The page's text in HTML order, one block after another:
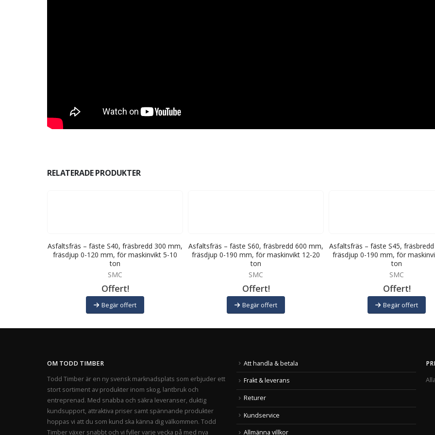
RELATERADE PRODUKTER
Asfaltsfräs – fäste S40, fräsbredd 300 mm,
fräsdjup 0-120 mm, för maskinvikt 5-10
ton
SMC
Offert!
Begär offert
Asfaltsfräs – fäste S60, fräsbredd 600 mm,
fräsdjup 0-190 mm, för maskinvikt 12-20
ton
SMC
Offert!
Begär offert
Asfaltsfräs – fäste S45,
fräsdjup 0-190 mm, för
ton
SMC
Offert!
Begär offert
OM TODD TIMBER
Todd Timber är en ny svensk marknadsplats som erbjuder ett
stort sortiment av produkter inom skog, lantbruk och
entreprenad. Med snabba och säkra leveranser, duktig
kundsupport, attraktiva priser samt spännande produkter
hoppas vi att du som kund ska känna dig välkommen. Todd
Timber växer snabbt och vi fyller varje vecka på med nya
Att handla & betala
Frakt & leverans
Returer
Kundservice
Allmänna villkor